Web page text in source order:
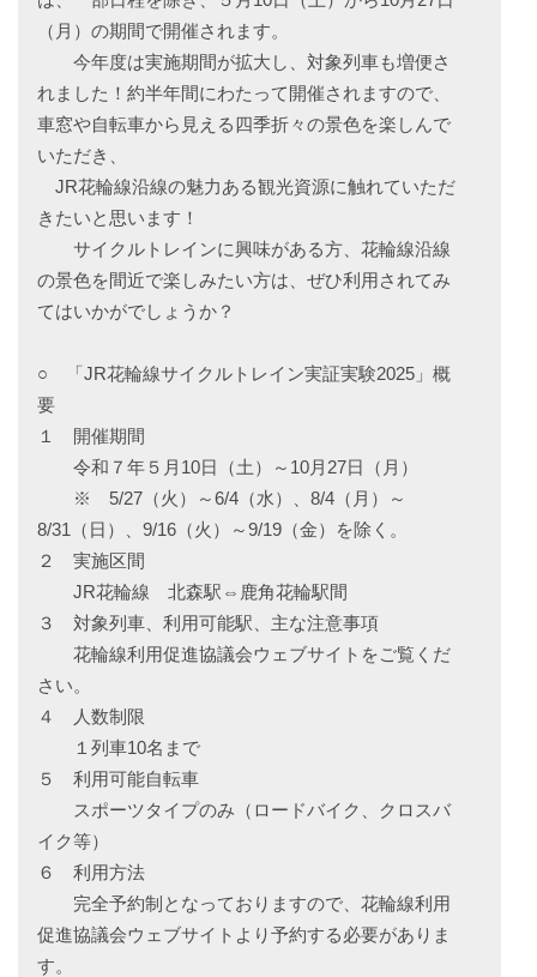
（月）の期間で開催されます。
今年度は実施期間が拡大し、対象列車も増便さ
れました！約半年間にわたって開催されますので、
車窓や自転車から見える四季折々の景色を楽しんで
いただき、
JR花輪線沿線の魅力ある観光資源に触れていただ
きたいと思います！
サイクルトレインに興味がある方、花輪線沿線
の景色を間近で楽しみたい方は、ぜひ利用されてみ
てはいかがでしょうか？
○ 「JR花輪線サイクルトレイン実証実験2025」概
要
１ 開催期間
令和７年５月10日（土）～10月27日（月）
※ 5/27（火）～6/4（水）、8/4（月）～
8/31（日）、9/16（火）～9/19（金）を除く。
２ 実施区間
JR花輪線 北森駅⇔鹿角花輪駅間
３ 対象列車、利用可能駅、主な注意事項
花輪線利用促進協議会ウェブサイトをご覧くだ
さい。
４ 人数制限
１列車10名まで
５ 利用可能自転車
スポーツタイプのみ（ロードバイク、クロスバ
イク等）
６ 利用方法
完全予約制となっておりますので、花輪線利用
促進協議会ウェブサイトより予約する必要がありま
す。